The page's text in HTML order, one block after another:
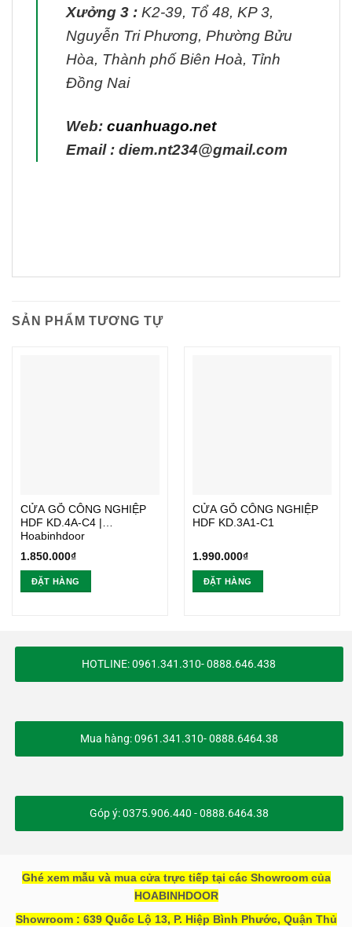
Xưởng 3 : K2-39, Tổ 48, KP 3,
Nguyễn Tri Phương, Phường Bửu
Hòa, Thành phố Biên Hoà, Tỉnh
Đồng Nai
Web: cuanhuago.net
Email : diem.nt234@gmail.com
SẢN PHẨM TƯƠNG TỰ
CỬA GỖ CÔNG NGHIỆP
HDF KD.4A-C4 |
Hoabinhdoor
1.850.000₫
ĐẶT HÀNG
CỬA GỖ CÔNG NGHIỆP
HDF KD.3A1-C1
1.990.000₫
ĐẶT HÀNG
HOTLINE: 0961.341.310- 0888.646.438
Mua hàng: 0961.341.310- 0888.6464.38
Góp ý: 0375.906.440 - 0888.6464.38
Ghé xem mẫu và mua cửa trực tiếp tại các Showroom của
HOABINHDOOR
Showroom : 639 Quốc Lộ 13, P. Hiệp Bình Phước, Quận Thủ